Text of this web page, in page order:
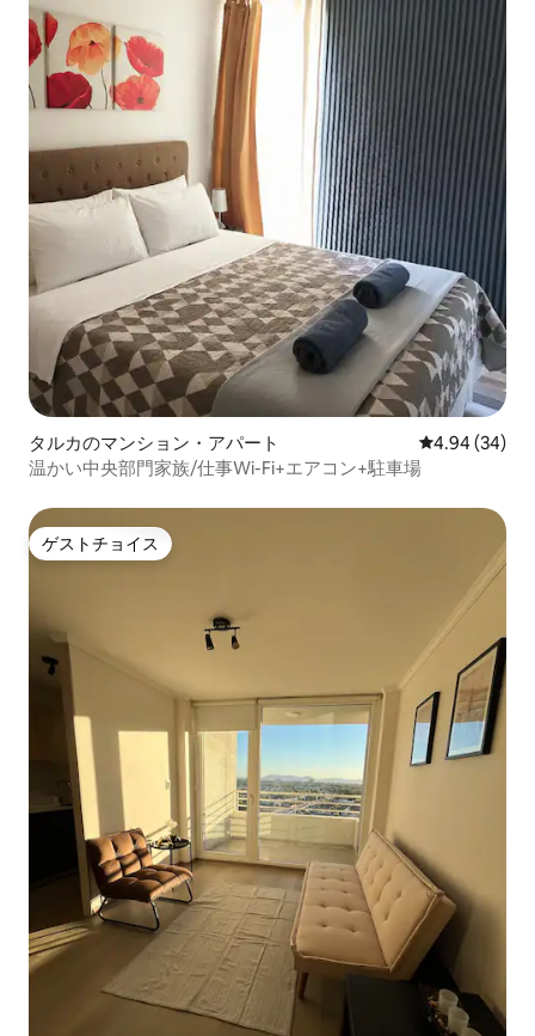
タルカのマンション・アパート レビュー34
4.94 (34)
温かい中央部門家族/仕事Wi-Fi+エアコン+駐車場
ゲストチョイス
ゲストチョイス